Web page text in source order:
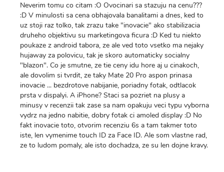
Neverim tomu co citam :O Ovocinari sa stazuju na cenu???
:D V minulosti sa cena obhajovala banalitami a dnes, ked to
uz stoji raz tolko, tak zrazu take "inovacie" ako stabilizacia
druheho objektivu su marketingova ficura :D Ked tu niekto
poukaze z android tabora, ze ale ved toto vsetko ma nejaky
hujaway za polovicu, tak je skoro automaticky socialny
"blazon". Co je smutne, ze tie ceny idu hore aj u cinakoch,
ale dovolim si tvrdit, ze taky Mate 20 Pro aspon prinasa
inovacie ... bezdrotove nabijanie, poriadny fotak, odtlacok
prsta v dispalyi. A iPhone? Staci sa pozriet na plusy a
minusy v recenzii tak zase sa nam opakuju veci typu vyborna
vydrz na jedno nabitie, dobry fotak ci amoled display :D No
fakt inovacie toto, otvorim recenziu 6s a tam takmer toto
iste, len vymenime touch ID za Face ID. Ale som vlastne rad,
ze to ludom pomaly, ale isto dochadza, ze su len dojne kravy.